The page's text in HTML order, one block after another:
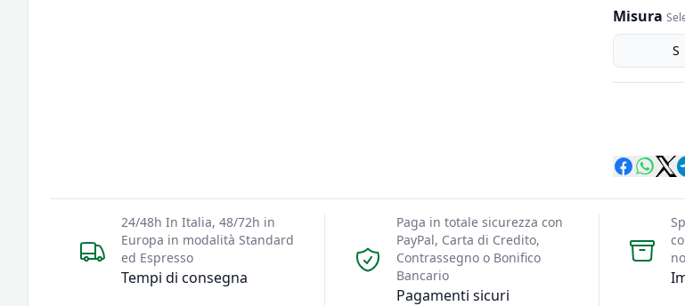
Misura
Misura S
Tempi di consegna
24/48h In Italia, 48/72h in
Europa in modalità Standard
ed Espresso
Pagamenti sicuri
Paga in totale sicurezza con
PayPal, Carta di Credito,
Contrassegno o Bonifico
Bancario